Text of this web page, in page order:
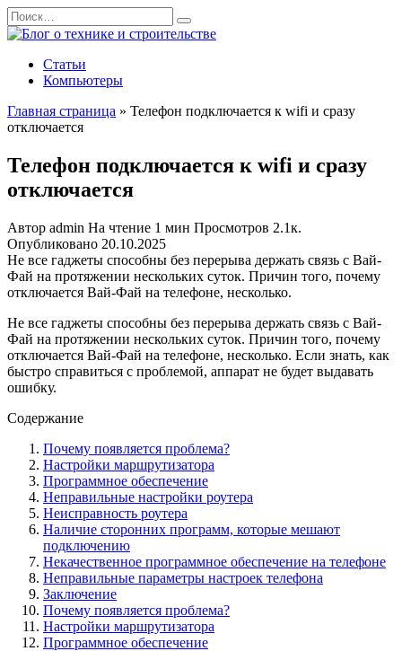
Перейти
к
Search
for:
Статьи
Компьютеры
Главная страница » Телефон подключается к wifi и сразу
отключается
Телефон подключается к wifi и сразу
отключается
Автор admin На чтение 1 мин Просмотров 2.1к.
Опубликовано 20.10.2025
Не все гаджеты способны без перерыва держать связь с Вай-
Фай на протяжении нескольких суток. Причин того, почему
отключается Вай-Фай на телефоне, несколько.
Не все гаджеты способны без перерыва держать связь с Вай-
Фай на протяжении нескольких суток. Причин того, почему
отключается Вай-Фай на телефоне, несколько. Если знать, как
быстро справиться с проблемой, аппарат не будет выдавать
ошибку.
Содержание
Почему появляется проблема?
Настройки маршрутизатора
Программное обеспечение
Неправильные настройки роутера
Неисправность роутера
Наличие сторонних программ, которые мешают
подключению
Некачественное программное обеспечение на телефоне
Неправильные параметры настроек телефона
Заключение
Почему появляется проблема?
Настройки маршрутизатора
Программное обеспечение